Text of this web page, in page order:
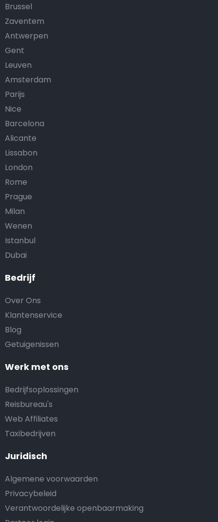
Bedrijf
Over Ons
Klantenservice
Blog
Getuigenissen
Werk met ons
Bedrijfsoplossingen
Reisbureau's
Web Affiliates
Taxibedrijven
Juridisch
Algemene voorwaarden
Privacybeleid
Verantwoordelijke openbaarmaking
Brussel
Zaventem
Antwerpen
Gent
Leuven
Amsterdam
Parijs
Nice
Barcelona
Alicante
Lissabon
London
Rome
Prague
Milan
Wenen
Istanbul
Dubai